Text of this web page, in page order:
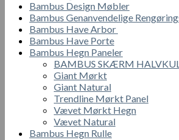
Bambus Design Møbler
Bambus Genanvendelige
Bambus Have Arbor
Bambus Have Porte
Bambus Hegn Paneler
BAMBUS SKÆRM
Giant Mørkt
Giant Natural
Trendline Mørkt Panel
Vævet Mørkt Hegn
Vævet Natural
Bambus Hegn Rulle